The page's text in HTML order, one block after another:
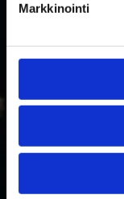
Markkinointi
PRENUMERERA
NYHETSBREV